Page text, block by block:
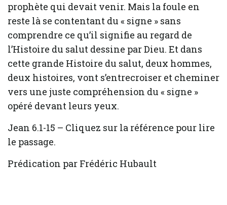
prophète qui devait venir. Mais la foule en
reste là se contentant du « signe » sans
comprendre ce qu’il signifie au regard de
l’Histoire du salut dessine par Dieu. Et dans
cette grande Histoire du salut, deux hommes,
deux histoires, vont s’entrecroiser et cheminer
vers une juste compréhension du « signe »
opéré devant leurs yeux.
Jean 6.1-15 – Cliquez sur la référence pour lire
le passage.
Prédication par Frédéric Hubault